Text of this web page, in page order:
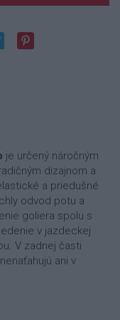
je určený náročným
dizajnom a
a priedušné
odvod potu a
goliera spolu s
v jazdeckej
V zadnej časti
ani v